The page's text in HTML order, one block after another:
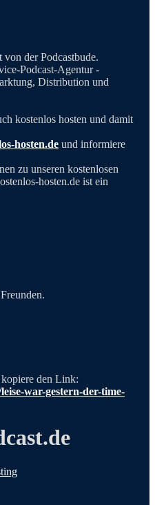
der Podcastbude.
Podcast-Agentur -
Distribution und
kostenlos hosten und damit
hosten.de und informiere
zu unseren kostenlosen
hosten.de ist ein
den Link:
war-gestern-der-time-